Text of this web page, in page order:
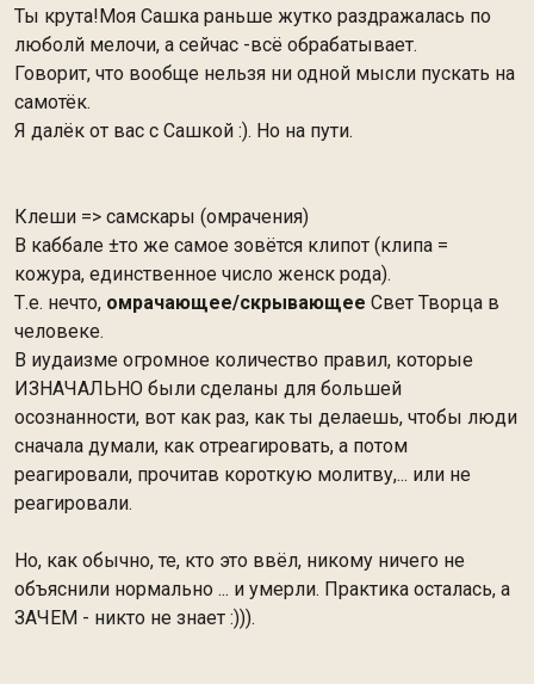
Ты крута!Моя Сашка раньше жутко раздражалась по
люболй мелочи, а сейчас -всё обрабатывает.
Говорит, что вообще нельзя ни одной мысли пускать на
самотёк.
Я далёк от вас с Сашкой :). Но на пути.
Клеши => самскары (омрачения)
В каббале ±то же самое зовётся клипот (клипа =
кожура, единственное число женск рода).
Т.е. нечто, омрачающее/скрывающее Свет Творца в
человеке.
В иудаизме огромное количество правил, которые
ИЗНАЧАЛЬНО были сделаны для большей
осознанности, вот как раз, как ты делаешь, чтобы люди
сначала думали, как отреагировать, а потом
реагировали, прочитав короткую молитву,... или не
реагировали.
Но, как обычно, те, кто это ввёл, никому ничего не
объяснили нормально ... и умерли. Практика осталась, а
ЗАЧЕМ - никто не знает :))).